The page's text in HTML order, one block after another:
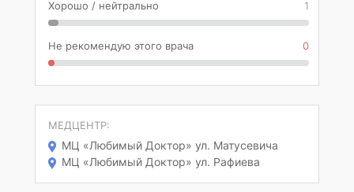
Хорошо / нейтрально 1
Не рекомендую этого врача 0
МЕДЦЕНТР:
МЦ «Любимый Доктор» ул. Матусевича
МЦ «Любимый Доктор» ул. Рафиева